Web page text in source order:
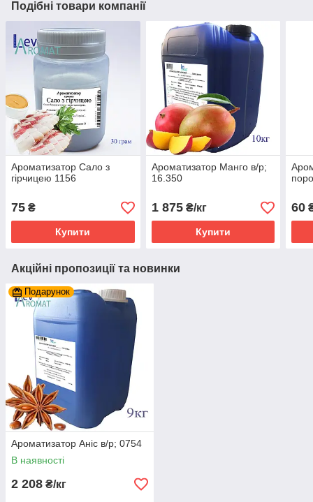
Подібні товари компанії
Ароматизатор Сало з
гірчицею 1156
75 ₴
Купити
Ароматизатор Манго в/р;
16.350
1 875₴/кг
Купити
60
Акційні пропозиції та новинки
Подарунок
Ароматизатор Аніс в/р; 0754
В наявності
2 208 ₴/кг